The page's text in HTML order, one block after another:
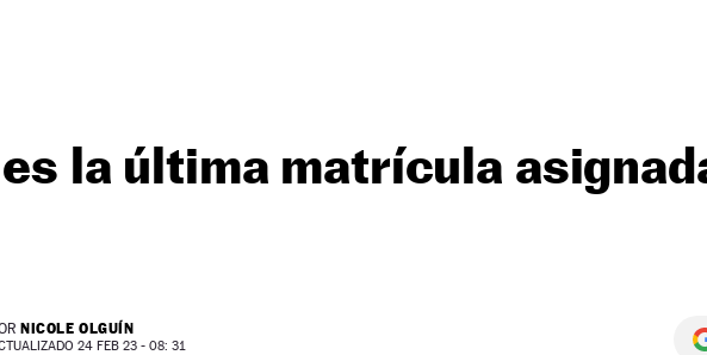
la última matrícula
NICOLE OLGUÍN
24 FEB 23 - 08: 31